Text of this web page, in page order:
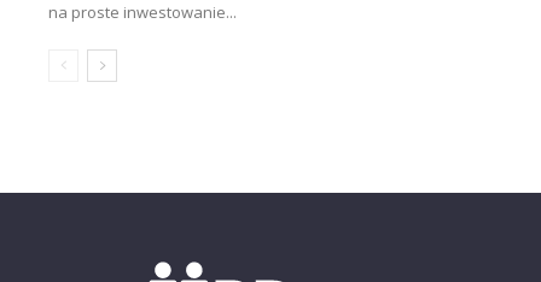
na proste inwestowanie...